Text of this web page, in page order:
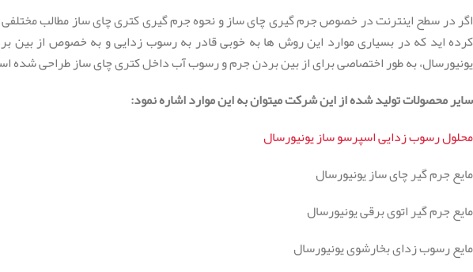
اگر در سطح اینترنت در خصوص جرم گیری چای ساز و نحوه جرم گیری کتری چای ساز مطالب مختلفی
کرده اید که در بسیاری موارد این روش ها به خوبی قادر به رسوب زدایی و به خصوص از
یونیورسال، به طور اختصاصی برای از بین بردن جرم و رسوب آب داخل کتری چای ساز طراحی شده
سایر محصولات تولید شده از این شرکت میتوان به این موارد اشاره نمود:
محلول رسوب زدایی اسپرسو ساز یونیورسال
مایع جرم گیر چای ساز یونیورسال
مایع جرم گیر اتوی برقی یونیورسال
مایع رسوب زدای بخارشوی یونیورسال